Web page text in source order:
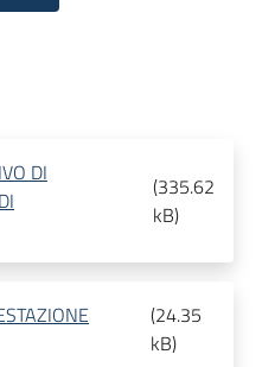
DI
(335.62
kB)
(24.35
kB)